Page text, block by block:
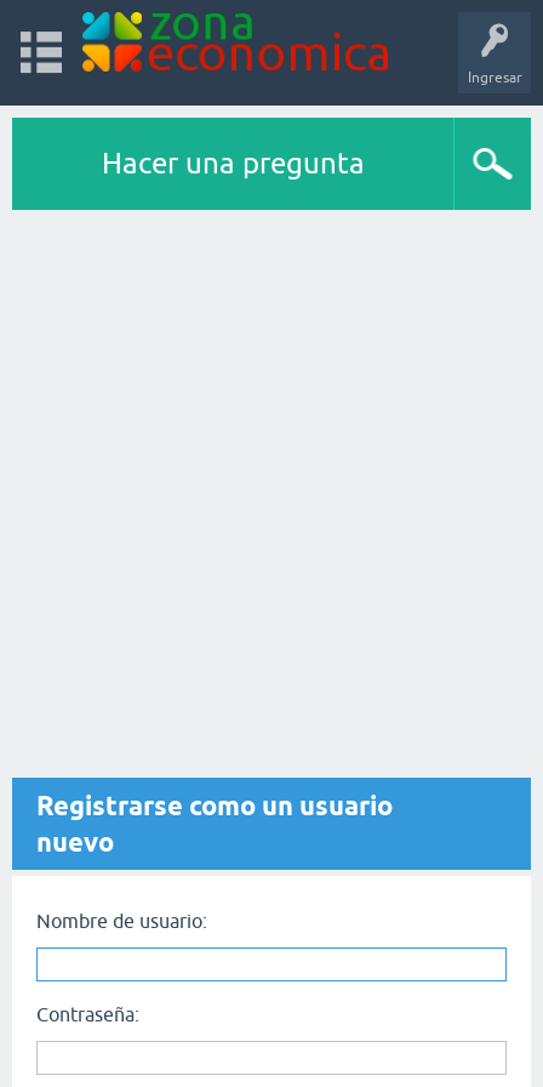
Ingresar
Hacer una pregunta
Registrarse como un usuario
nuevo
Nombre de usuario:
Contraseña: